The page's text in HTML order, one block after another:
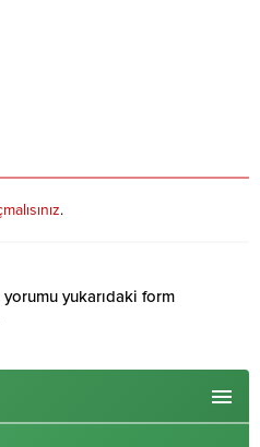
.
yorumu yukarıdaki form